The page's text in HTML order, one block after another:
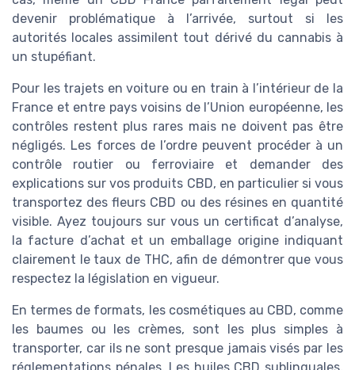
devenir problématique à l’arrivée, surtout si les
autorités locales assimilent tout dérivé du cannabis à
un stupéfiant.
Pour les trajets en voiture ou en train à l’intérieur de la
France et entre pays voisins de l’Union européenne, les
contrôles restent plus rares mais ne doivent pas être
négligés. Les forces de l’ordre peuvent procéder à un
contrôle routier ou ferroviaire et demander des
explications sur vos produits CBD, en particulier si vous
transportez des fleurs CBD ou des résines en quantité
visible. Ayez toujours sur vous un certificat d’analyse,
la facture d’achat et un emballage origine indiquant
clairement le taux de THC, afin de démontrer que vous
respectez la législation en vigueur.
En termes de formats, les cosmétiques au CBD, comme
les baumes ou les crèmes, sont les plus simples à
transporter, car ils ne sont presque jamais visés par les
réglementations pénales. Les huiles CBD sublinguales,